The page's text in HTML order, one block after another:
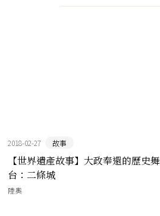
2018-02-27 故事
【世界遺產故事】大政奉還的歷史舞
台：二條城
陸奧